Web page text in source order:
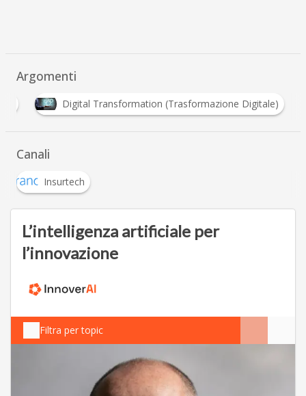
Argomenti
Competenze Digitali Digital Transformation
Canali
Insurtech
L’intelligenza artificiale per
l’innovazione
Filtra per topic